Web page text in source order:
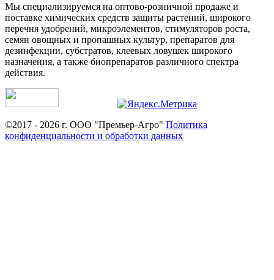
Мы специализируемся на оптово-розничной продаже и
поставке химических средств защиты растений, широкого
перечня удобрений, микроэлементов, стимуляторов роста,
семян овощных и пропашных культур, препаратов для
дезинфекции, субстратов, клеевых ловушек широкого
назначения, а также биопрепаратов различного спектра
действия.
©2017 - 2026 г. ООО "Премьер-Агро" Политика
конфиденциальности и обработки данных